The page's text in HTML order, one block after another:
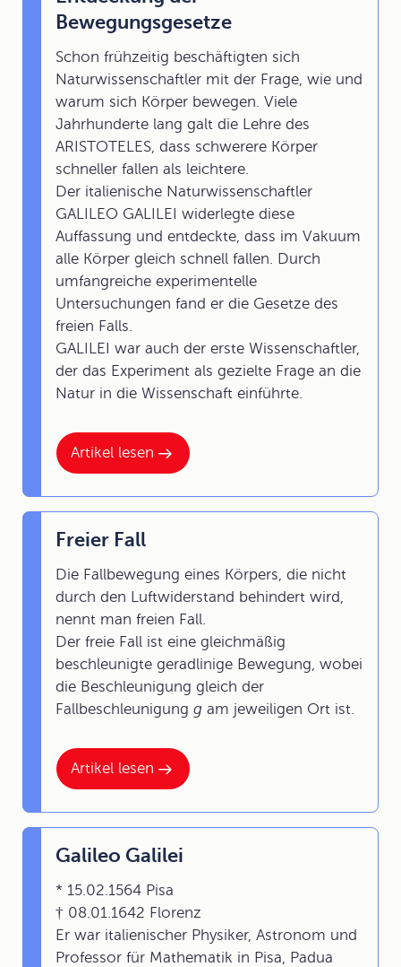
Artikel lesen
Bewegungsgesetze
Schon frühzeitig beschäftigten sich
Naturwissenschaftler mit der Frage, wie und
warum sich Körper bewegen. Viele
Jahrhunderte lang galt die Lehre des
ARISTOTELES, dass schwerere Körper
schneller fallen als leichtere.
Der italienische Naturwissenschaftler
GALILEO GALILEI widerlegte diese
Auffassung und entdeckte, dass im Vakuum
alle Körper gleich schnell fallen. Durch
umfangreiche experimentelle
Untersuchungen fand er die Gesetze des
freien Falls.
GALILEI war auch der erste Wissenschaftler,
der das Experiment als gezielte Frage an die
Natur in die Wissenschaft einführte.
Artikel lesen
Freier Fall
Die Fallbewegung eines Körpers, die nicht
durch den Luftwiderstand behindert wird,
nennt man freien Fall.
Der freie Fall ist eine gleichmäßig
beschleunigte geradlinige Bewegung, wobei
die Beschleunigung gleich der
Fallbeschleunigung g am jeweiligen Ort ist.
Galileo Galilei
* 15.02.1564 Pisa
† 08.01.1642 Florenz
Er war italienischer Physiker, Astronom und
Professor für Mathematik in Pisa, Padua